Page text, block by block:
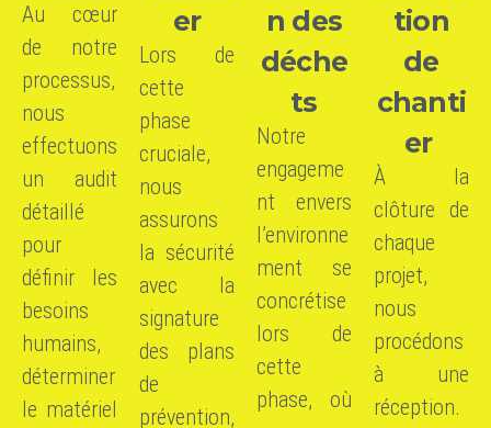
Au cœur
de notre
processus,
nous
effectuons
un audit
détaillé
pour
définir les
besoins
humains,
déterminer
le matériel
er
Lors de
cette
phase
cruciale,
nous
assurons
la sécurité
avec la
signature
des plans
de
prévention,
n des
déche
ts
Notre
engageme
nt envers
l’environne
ment se
concrétise
lors de
cette
phase, où
tion
de
chanti
er
À la
clôture de
chaque
projet,
nous
procédons
à une
réception.